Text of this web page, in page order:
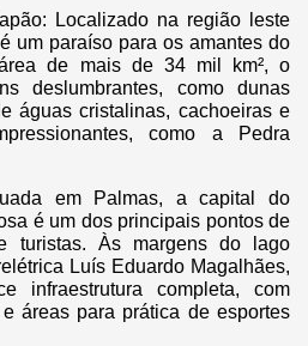
Localizado na região leste
um paraíso para os amantes do
de mais de 34 mil km², o
deslumbrantes, como dunas
águas cristalinas, cachoeiras e
como a Pedra
em Palmas, a capital do
é um dos principais pontos de
turistas. Às margens do lago
Luís Eduardo Magalhães,
infraestrutura completa, com
áreas para prática de esportes